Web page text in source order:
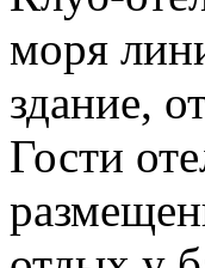
моря
здание,
Гости